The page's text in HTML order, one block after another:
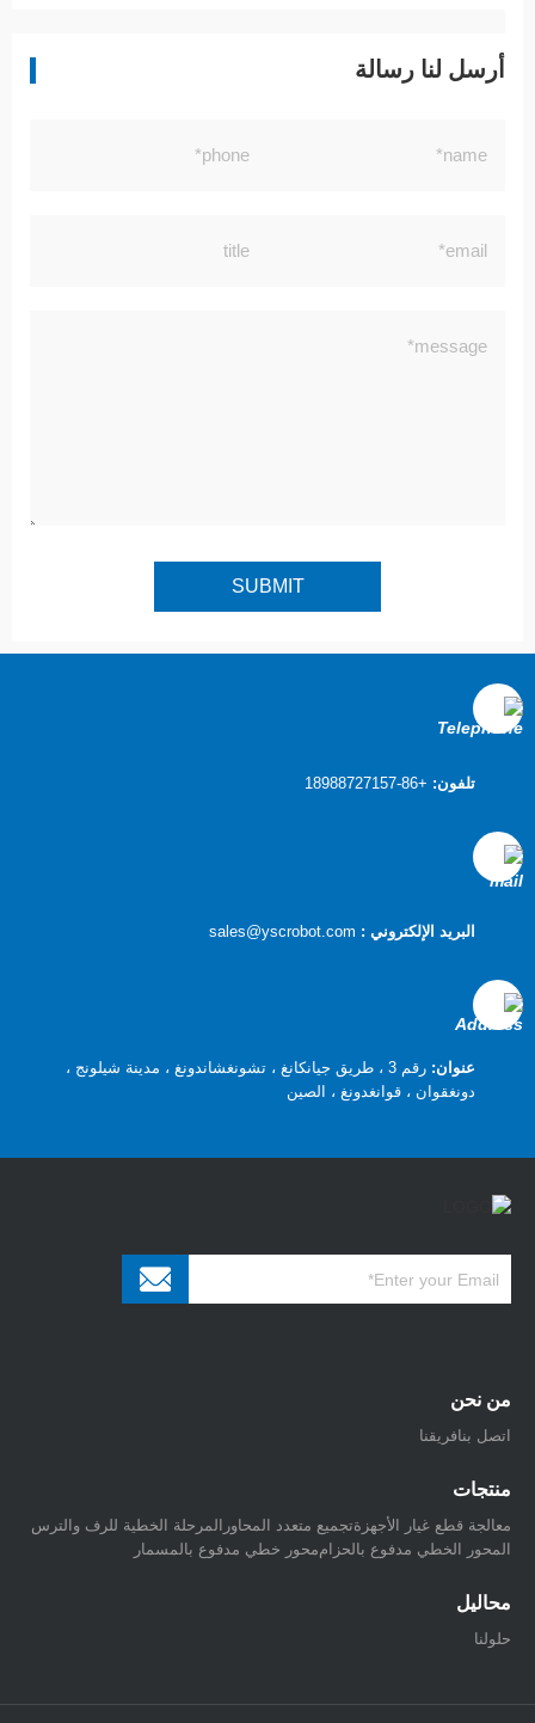
أرسل لنا رسالة
تلفون: +86-18988727157
البريد الإلكتروني : sales@yscrobot.com
عنوان:
رقم 3 ، طريق جيانكانغ ، تشونغشاندونغ ، مدينة شيلونج ،
دونغقوان ، قوانغدونغ ، الصين
من نحن
اتصل بنافريقنا
منتجات
معالجة قطع غيار الأجهزةتجميع متعدد المحاور المرحلة الخطية للرف والترس
المحور الخطي مدفوع بالحزاممحور خطي مدفوع بالمسمار
محاليل
حلولنا